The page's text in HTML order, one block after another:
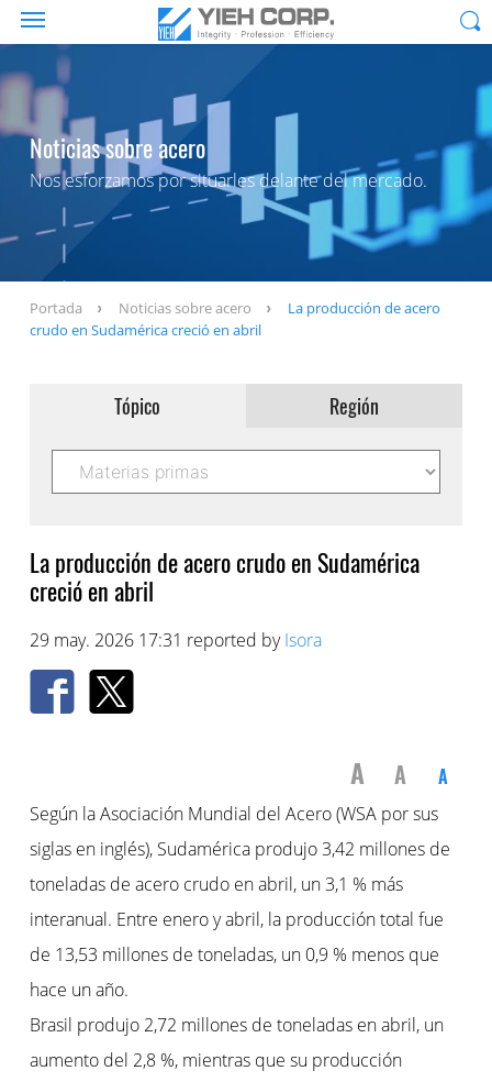
Noticias sobre acero
Nos esforzamos por situarles delante del mercado.
Portada Noticias sobre acero
La producción de acero
crudo en Sudamérica creció en abril
Tópico Región
La producción de acero crudo en Sudamérica
creció en abril
29 may. 2026 17:31 reported byIsora
A A A
Según la Asociación Mundial del Acero (WSA por sus
siglas en inglés), Sudamérica produjo 3,42 millones de
toneladas de acero crudo en abril, un 3,1 % más
interanual. Entre enero y abril, la producción total fue
de 13,53 millones de toneladas, un 0,9 % menos que
hace un año.
Brasil produjo 2,72 millones de toneladas en abril, un
aumento del 2,8 %, mientras que su producción